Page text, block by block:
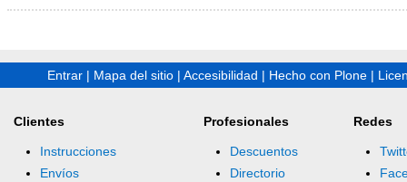
Entrar | Mapa del sitio | Accesibilidad | Hecho con Plone |
Clientes
Instrucciones
Envíos
Profesionales
Descuentos
Directorio
Redes